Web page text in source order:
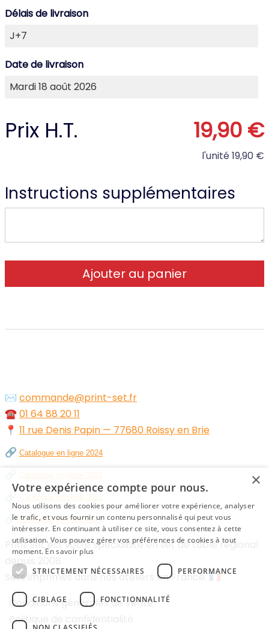
Délais de livraison
Date de livraison
Prix H.T. 19,90 €
l'unité19,90 €
Instructions supplémentaires
✉️ commande@print-set.fr
☎️01 64 88 20 11
📍 11 rue Denis Papin — 77680 Roissy en Brie
🔗 Catalogue en ligne 2024
🔗 Catalogue en ligne 2021
Print Set est votre spécialiste en set de table régional
depuis 2008.
Sets imprimés dans nos ateliers en France. 🇫🇷
Conditions générales de vente
Politique de confidentialité
×
Votre expérience compte pour nous.
Nous utilisons des cookies pour améliorer votre expérience, analyser
le trafic, et vous fournir un contenu personnalisé qui peut vous
intéresser. En continuant à utiliser ce site, vous consentez à cette
utilisation. Vous pouvez gérer vos préférences de cookies à tout
moment. En savoir plus
STRICTEMENT NÉCESSAIRES
PERFORMANCE
CIBLAGE FONCTIONNALITÉ